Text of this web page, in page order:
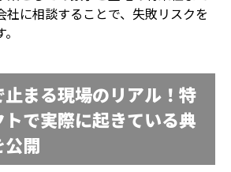
社に相談することで、失敗リスクを
まる現場のリアル！特
で実際に起きている典
開